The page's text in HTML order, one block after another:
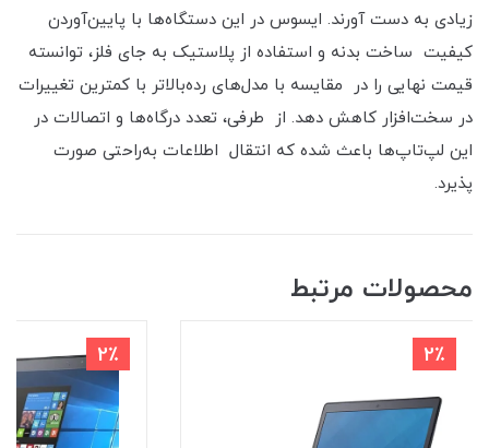
زیادی به دست آورند. ایسوس در این دستگاه‌ها با پایین‌آوردن
کیفیت ساخت بدنه و استفاده از پلاستیک به جای فلز، توانسته
قیمت نهایی را در مقایسه با مدل‌های رده‌بالاتر با کمترین تغییرات
در سخت‌افزار کاهش دهد. از طرفی، تعدد درگاه‌ها و اتصالات در
این لپ‌تاپ‌ها باعث شده که انتقال اطلاعات به‌راحتی صورت
پذیرد.
محصولات مرتبط
2٪ 2٪